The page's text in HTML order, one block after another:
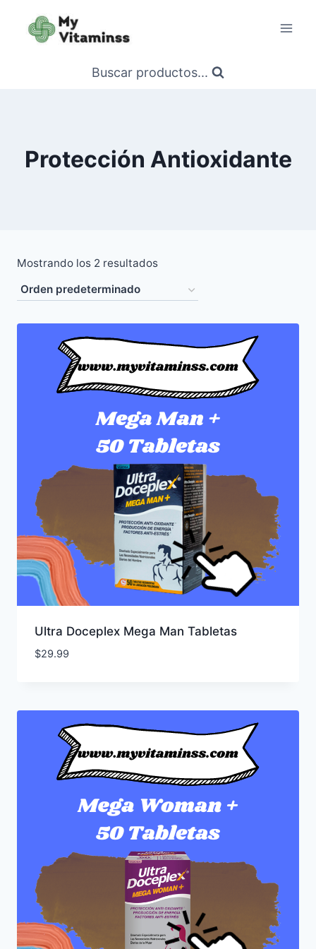
contenido
Buscar productos...
Protección Antioxidante
Mostrando los 2 resultados
Ultra Doceplex Mega Man Tabletas
$29.99